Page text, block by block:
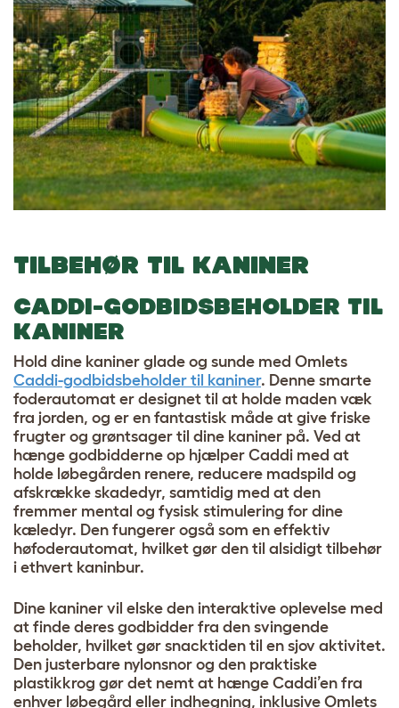
TILBEHØR TIL KANINER
CADDI-GODBIDSBEHOLDER TIL
KANINER
Hold dine kaniner glade og sunde med Omlets
Caddi-godbidsbeholder til kaniner. Denne smarte
foderautomat er designet til at holde maden væk
fra jorden, og er en fantastisk måde at give friske
frugter og grøntsager til dine kaniner på. Ved at
hænge godbidderne op hjælper Caddi med at
holde løbegården renere, reducere madspild og
afskrække skadedyr, samtidig med at den
fremmer mental og fysisk stimulering for dine
kæledyr. Den fungerer også som en effektiv
høfoderautomat, hvilket gør den til alsidigt tilbehør
i ethvert kaninbur.
Dine kaniner vil elske den interaktive oplevelse med
at finde deres godbidder fra den svingende
beholder, hvilket gør snacktiden til en sjov aktivitet.
Den justerbare nylonsnor og den praktiske
plastikkrog gør det nemt at hænge Caddi’en fra
enhver løbegård eller indhegning, inklusive Omlets